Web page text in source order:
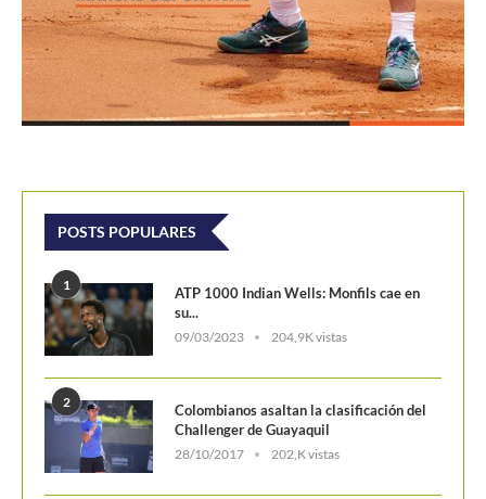
POSTS POPULARES
1
ATP 1000 Indian Wells: Monfils cae en
su...
09/03/2023 204,9K vistas
2
Colombianos asaltan la clasificación del
Challenger de Guayaquil
28/10/2017 202,K vistas